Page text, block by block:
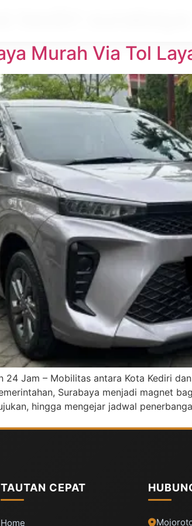
kediri surabaya
Murah Via Tol
Jam – Mobilitas antara Kota Kediri
Surabaya menjadi magnet
hingga mengejar jadwal
TAUTAN CEPAT
Home